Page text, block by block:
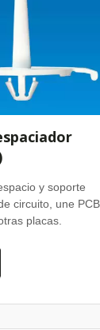
y soporte
circuito, une PCB
placas.